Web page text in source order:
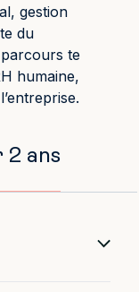
gestion
du
te
humaine,
2 ans